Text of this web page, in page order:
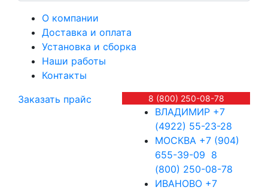
О компании
Доставка и оплата
Установка и сборка
Наши работы
Контакты
Заказать прайс
8 (800) 250-08-78
ВЛАДИМИР +7
(4922) 55-23-28
МОСКВА +7 (904)
655-39-09 8
(800) 250-08-78
ИВАНОВО +7